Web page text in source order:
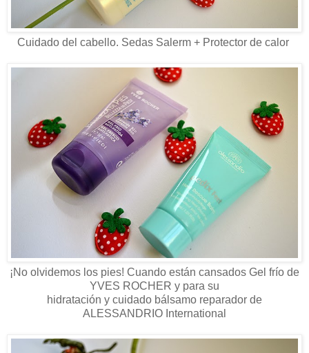
Cuidado del cabello. Sedas Salerm + Protector de calor
¡No olvidemos los pies! Cuando están cansados Gel frío de
YVES ROCHER y para su
hidratación y cuidado bálsamo reparador de
ALESSANDRIO International